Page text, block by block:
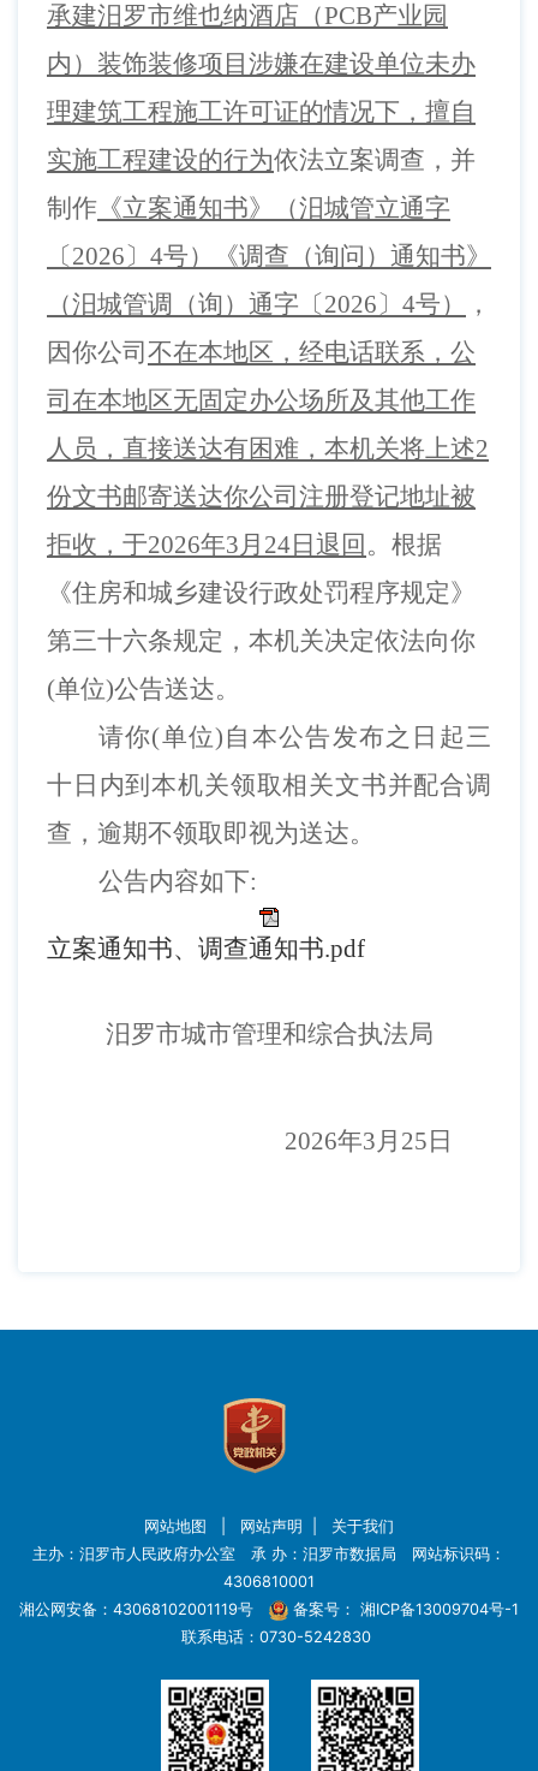
承建汨罗市维也纳酒店（PCB产业园
内 ）装饰装修项目涉嫌在建设单位未办
理建筑工程施工许可证的情况下，擅自
实施工程建设的行为依法立案调查，并
制作 《立案通知书》（汨城管立通字
〔2026〕 4号）《调查（询问）通知书》
（汨城管调（询）通字〔2026〕 4号）
，
因你公司 不在本地区，经电话联系，公
司在本地区无固定办公场所及其他工作
人员，直接送达有困难，本机关将上述2
份文书邮寄送达你公司注册登记地址被
拒收，于2026年3月24日 退回 。 根据
《住房和城乡建设行政处罚程序规定》
第三十六条规定，本机关决定依法向你
(单位)公告送达。
请你(单位)自本公告发布之日起三
十 日内到本机关领取相关文书并配合调
查 ，逾期不领取即视为送达。
公告内容如下:
立案通知书、调查通知书.pdf
汨罗市城市管理和综合执法局
2026年3月25日
网站地图 网站声明
关于我们
主办：汨罗市人民政府办公室 承 办：汨罗市数据局 网站标识码：
4306810001
湘公网安备：43068102001119号
备案号： 湘ICP备13009704号-1
联系电话：0730-5242830